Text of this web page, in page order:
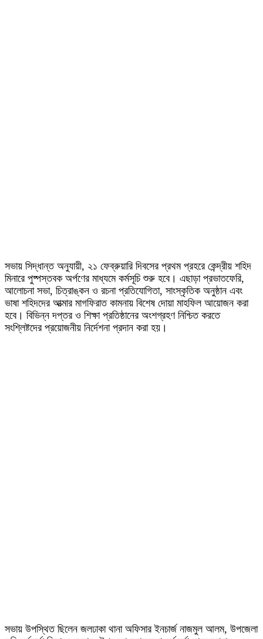
সভায় সিদ্ধান্ত অনুযায়ী, ২১ ফেব্রুয়ারি দিবসের প্রথম প্রহরে কেন্দ্রীয় শহিদ
মিনারে পুষ্পস্তবক অর্পণের মাধ্যমে কর্মসূচি শুরু হবে। এছাড়া প্রভাতফেরি,
আলোচনা সভা, চিত্রাঙ্কন ও রচনা প্রতিযোগিতা, সাংস্কৃতিক অনুষ্ঠান এবং
ভাষা শহিদদের আত্মার মাগফিরাত কামনায় বিশেষ দোয়া মাহফিল আয়োজন করা
হবে। বিভিন্ন দপ্তর ও শিক্ষা প্রতিষ্ঠানের অংশগ্রহণ নিশ্চিত করতে
সংশ্লিষ্টদের প্রয়োজনীয় নির্দেশনা প্রদান করা হয়।
সভায় উপস্থিত ছিলেন জলঢাকা থানা অফিসার ইনচার্জ নাজমুল আলম, উপজেলা